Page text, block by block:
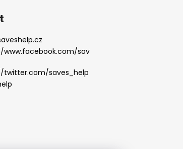
sav
twitter.com/saves_help